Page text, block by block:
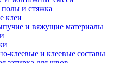
и стяжка
клеи
и вяжущие материалы
клеевые и клеевые составы